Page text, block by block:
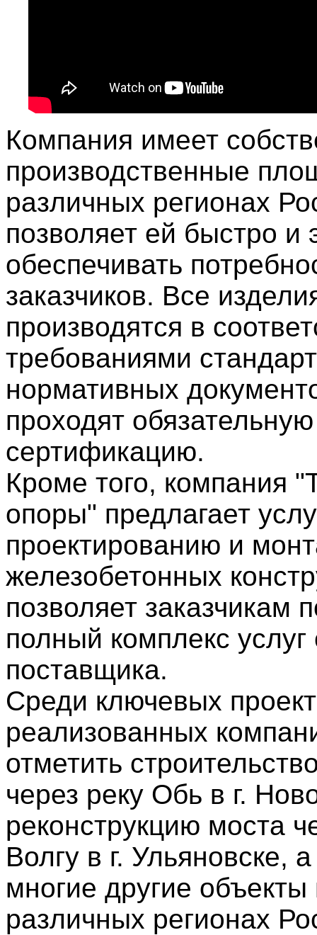
Компания имеет
производственные
различных регионах
позволяет ей быстро
обеспечивать
заказчиков. Все
производятся в
требованиями
нормативных
проходят обязательную
сертификацию.
Кроме того, компания
опоры" предлагает
проектированию и
железобетонных
позволяет заказчикам
полный комплекс услуг
поставщика.
Среди ключевых
реализованных
отметить
через реку Обь в г.
реконструкцию моста
Волгу в г. Ульяновске,
многие другие объекты
различных регионах